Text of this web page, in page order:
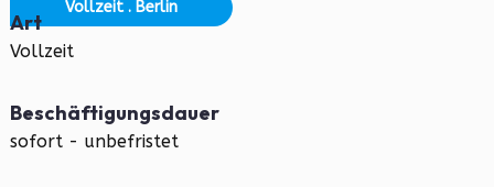
Vollzeit . Berlin
Art
Vollzeit
Beschäftigungsdauer
sofort - unbefristet